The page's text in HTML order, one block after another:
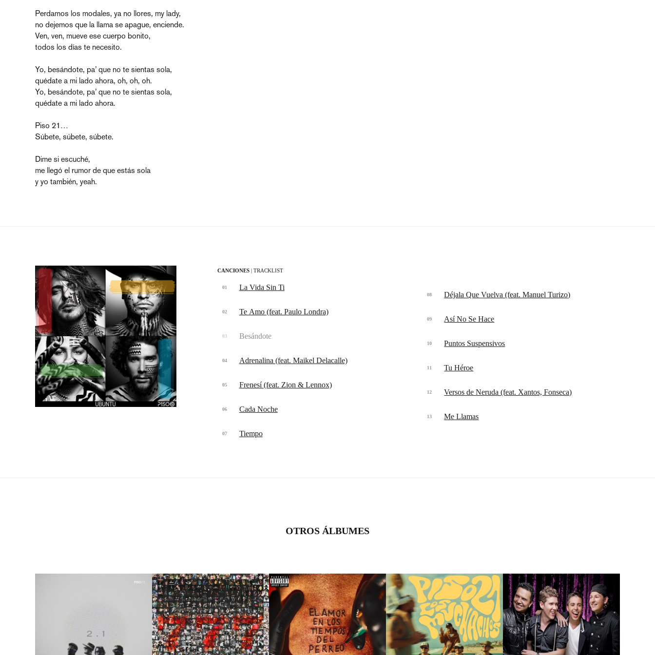
Perdamos los modales, ya no llores, my lady,
no dejemos que la llama se apague, enciende.
Ven, ven, mueve ese cuerpo bonito,
todos los días te necesito.
Yo, besándote, pa’ que no te sientas sola,
quédate a mi lado ahora, oh, oh, oh.
Yo, besándote, pa’ que no te sientas sola,
quédate a mi lado ahora.
Piso 21…
Súbete, súbete, súbete.
Dime si escuché,
me llegó el rumor de que estás sola
y yo también, yeah.
CANCIONES| TRACKLIST
01 La Vida Sin Ti
02 Te Amo (feat. Paulo Londra)
03 Besándote
04 Adrenalina (feat. Maikel Delacalle)
05 Frenesí (feat. Zion & Lennox)
06 Cada Noche
07 Tiempo
08 Déjala Que Vuelva (feat. Manuel Turizo)
09 Así No Se Hace
10 Puntos Suspensivos
11 Tu Héroe
12 Versos de Neruda (feat. Xantos, Fonseca)
13 Me Llamas
OTROS ÁLBUMES